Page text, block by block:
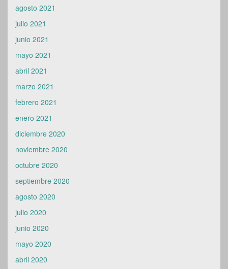
agosto 2021
julio 2021
junio 2021
mayo 2021
abril 2021
marzo 2021
febrero 2021
enero 2021
diciembre 2020
noviembre 2020
octubre 2020
septiembre 2020
agosto 2020
julio 2020
junio 2020
mayo 2020
abril 2020